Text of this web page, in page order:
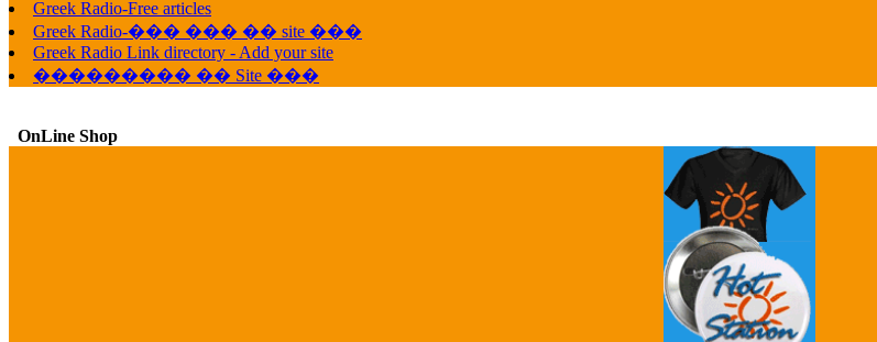
Grey's Anatomy
Greek Radio-Free articles
Greek Radio-��� ��� �� site ���
Greek Radio Link directory - Add your site
��������� �� Site ���
OnLine Shop